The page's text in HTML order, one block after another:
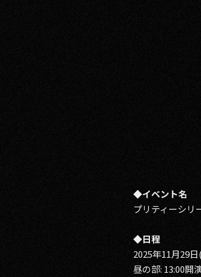
◆イベント名
プリティーシリ
◆日程
2025年11月29
昼の部: 13:00開